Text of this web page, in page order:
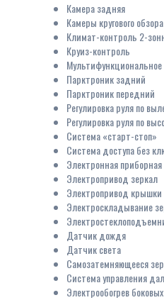
Камера задняя
Камеры кругового обзора
Климат-контроль 2-
Круиз-контроль
Мультифункциональное
Парктроник задний
Парктроник передний
Регулировка руля по
Регулировка руля по
Система «старт-стоп»
Система доступа без
Электронная
Электропривод зеркал
Электропривод крышки
Электроскладывание
Датчик дождя
Датчик света
Самозатемняющееся
Система управления
Электрообогрев